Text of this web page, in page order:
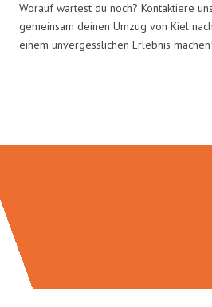
Worauf wartest du noch? Kontaktiere
gemeinsam deinen Umzug von Kiel
einem unvergesslichen Erlebnis machen!